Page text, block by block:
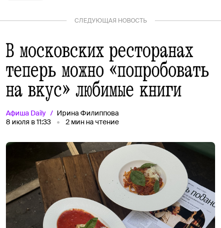
СЛЕДУЮЩАЯ НОВОСТЬ
В московских ресторанах
теперь можно «попробовать
на вкус» любимые книги
Афиша Daily
Ирина Филиппова
8 июля в 11:33
2 мин на чтение